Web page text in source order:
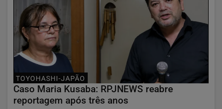
TOYOHASHI-JAPÃO
Caso Maria Kusaba: RPJNEWS reabre
reportagem após três anos